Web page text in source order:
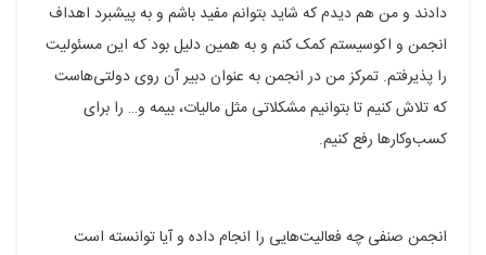
دادند و من هم دیدم که شاید بتوانم مفید باشم و به پیشبرد اهداف
انجمن و اکوسیستم کمک کنم و به همین دلیل بود که این مسئولیت
را پذیرفتم. تمرکز من در انجمن به عنوان دبیر آن روی دولتی‌هاست
که تلاش کنیم تا بتوانیم مشکلاتی مثل مالیات، بیمه و… را برای
کسب‌وکار‌ها رفع کنیم.
انجمن صنفی چه فعالیت‌هایی را انجام داده و آیا توانسته است